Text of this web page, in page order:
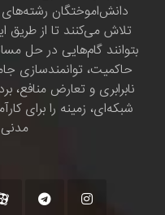
دانش‌اموختگان
تلاش می‌کنند تا از
بتوانند گام‌هایی در حل
حاکمیت، توانمندسازی
نابرابری و تعارض منافع،
شبکه‌ای، زمینه را برای
مدنی